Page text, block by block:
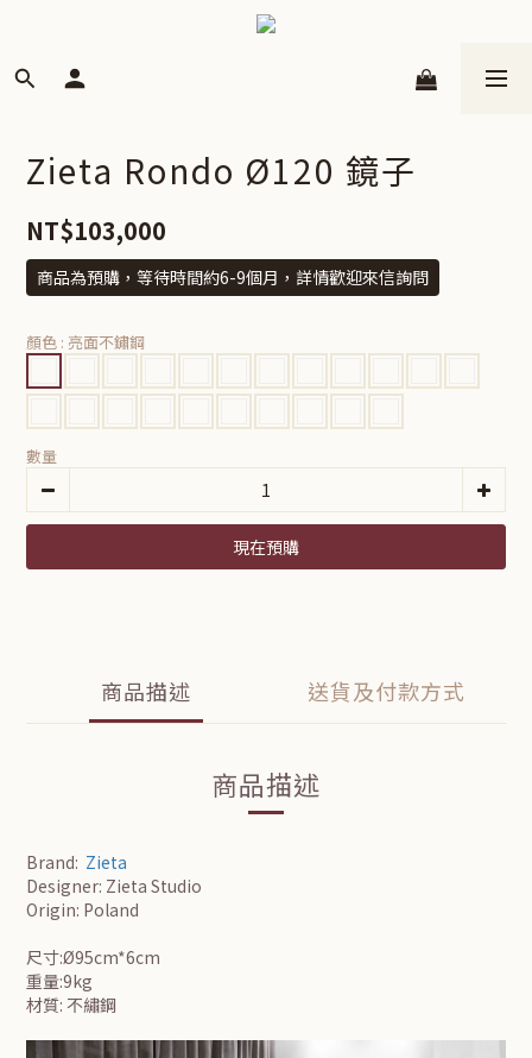
Zieta Rondo Ø120 鏡子
NT$103,000
商品為預購，等待時間約6-9個月，詳情歡迎來信詢問
顏色 : 亮面不鏽鋼
數量
現在預購
商品描述 送貨及付款方式
商品描述
Brand: Zieta
Designer: Zieta Studio
Origin: Poland
尺寸:Ø95cm*6cm
重量:9kg
材質: 不繡鋼